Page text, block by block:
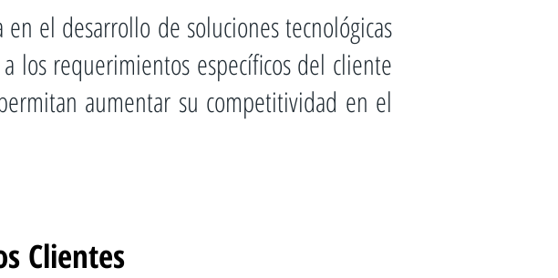
el desarrollo de soluciones tecnológicas
los requerimientos específicos del cliente
aumentar su competitividad en el
Clientes